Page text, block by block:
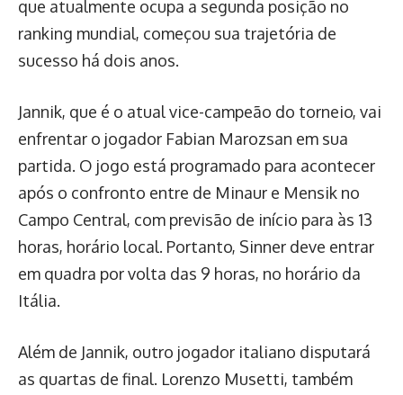
que atualmente ocupa a segunda posição no
ranking mundial, começou sua trajetória de
sucesso há dois anos.
Jannik, que é o atual vice-campeão do torneio, vai
enfrentar o jogador Fabian Marozsan em sua
partida. O jogo está programado para acontecer
após o confronto entre de Minaur e Mensik no
Campo Central, com previsão de início para às 13
horas, horário local. Portanto, Sinner deve entrar
em quadra por volta das 9 horas, no horário da
Itália.
Além de Jannik, outro jogador italiano disputará
as quartas de final. Lorenzo Musetti, também